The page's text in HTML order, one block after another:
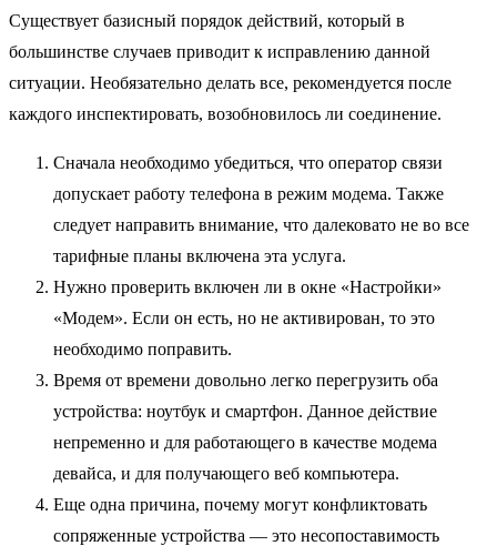
Существует базисный порядок действий, который в
большинстве случаев приводит к исправлению данной
ситуации. Необязательно делать все, рекомендуется после
каждого инспектировать, возобновилось ли соединение.
Сначала необходимо убедиться, что оператор связи
допускает работу телефона в режим модема. Также
следует направить внимание, что далековато не во все
тарифные планы включена эта услуга.
Нужно проверить включен ли в окне «Настройки»
«Модем». Если он есть, но не активирован, то это
необходимо поправить.
Время от времени довольно легко перегрузить оба
устройства: ноутбук и смартфон. Данное действие
непременно и для работающего в качестве модема
девайса, и для получающего веб компьютера.
Еще одна причина, почему могут конфликтовать
сопряженные устройства — это несопоставимость